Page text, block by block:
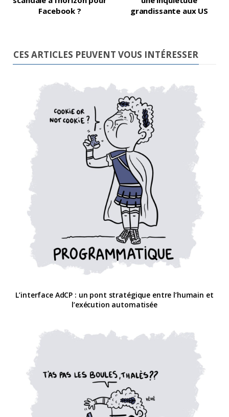
Facebook ?
grandissante aux US
CES ARTICLES PEUVENT VOUS INTÉRESSER
L’interface AdCP : un pont stratégique entre l’humain et
l’exécution automatisée